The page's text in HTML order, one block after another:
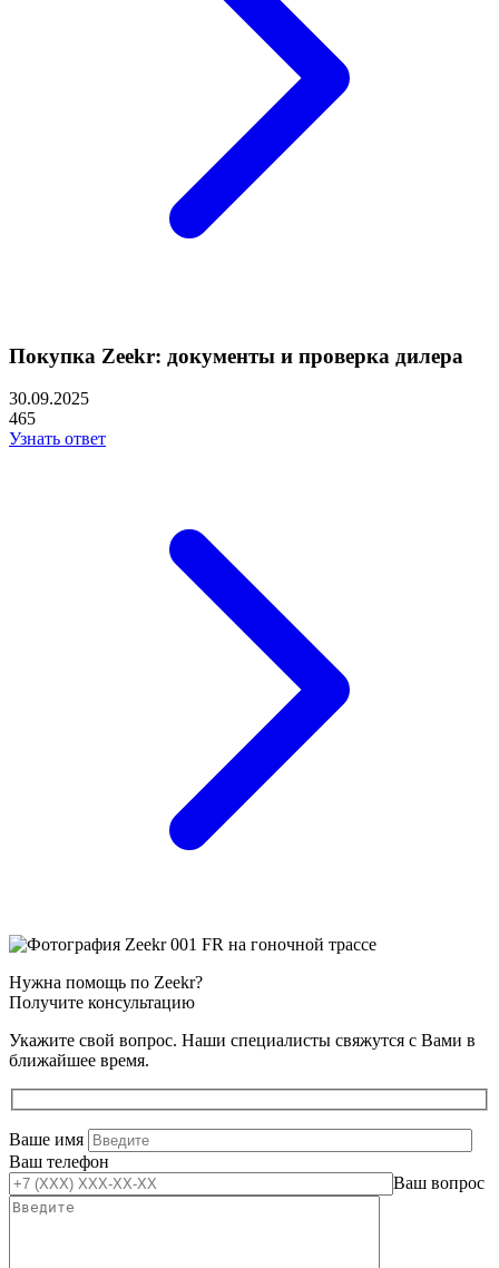
Покупка Zeekr: документы и проверка дилера
30.09.2025
465
Узнать ответ
Нужна помощь по Zeekr?
Получите консультацию
Укажите свой вопрос. Наши специалисты свяжутся с Вами в
ближайшее время.
Ваше имя
Ваш телефон
Ваш вопрос